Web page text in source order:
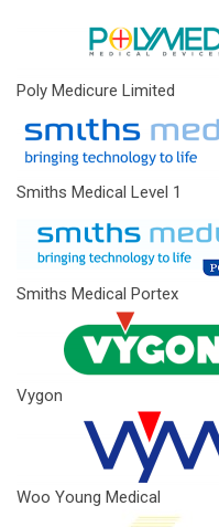
Poly Medicure Limited
Smiths Medical Level 1
Smiths Medical Portex
Vygon
Woo Young Medical